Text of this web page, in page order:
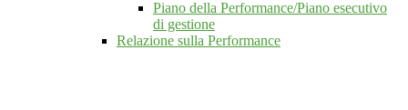
Piano della Performance/Piano esecutivo
di gestione
Relazione sulla Performance